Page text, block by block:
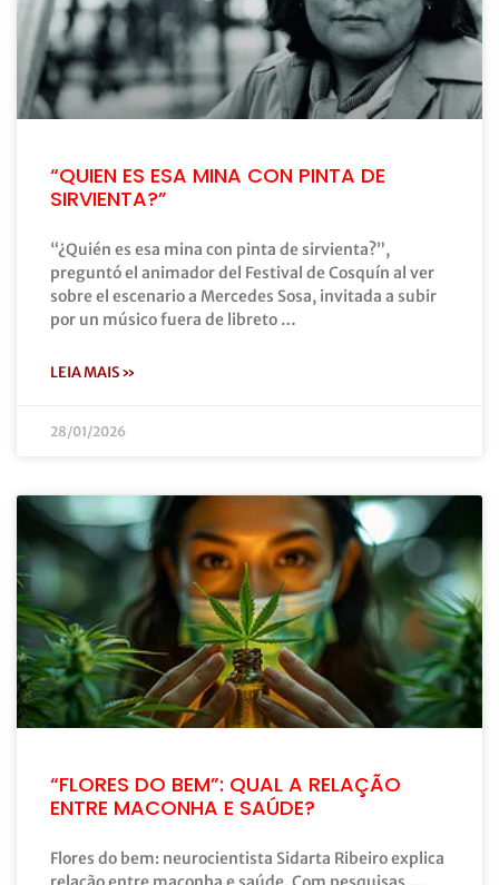
“QUIEN ES ESA MINA CON PINTA DE
SIRVIENTA?”
“¿Quién es esa mina con pinta de sirvienta?”,
preguntó el animador del Festival de Cosquín al ver
sobre el escenario a Mercedes Sosa, invitada a subir
por un músico fuera de libreto …
LEIA MAIS »
28/01/2026
“FLORES DO BEM”: QUAL A RELAÇÃO
ENTRE MACONHA E SAÚDE?
Flores do bem: neurocientista Sidarta Ribeiro explica